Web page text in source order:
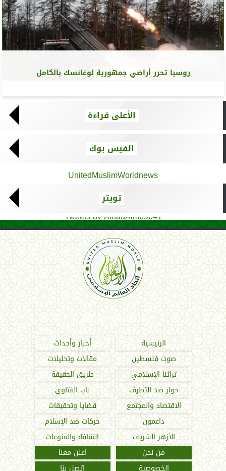
روسيا تحرر أراضي جمهورية لوغانسك بالكامل
الأعلى قراءة
الفيس بوك
UnitedMuslimWorldnews
تويتر
Tweets by AthadAlm69641
اتحاد العالم الإسلامي
الرئيسية
أخبار وأحداث
صوت فلسطين
مقالات وتحليلات
تراثنا الإسلامي
طريق الحقيقة
حوار ضد التطرف
باب الفتاوى
الاقتصاد والمجتمع
قضايا وتحقيقات
داعمون
حركات ضد الإسلام
الأزهر الشريف
الثقافة والمنوعات
من نحن
اعلن معنا
الخصوصية
اتصل بنا